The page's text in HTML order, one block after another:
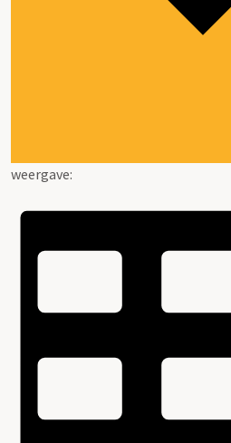
weergave: